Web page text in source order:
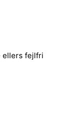
ellers fejlfri